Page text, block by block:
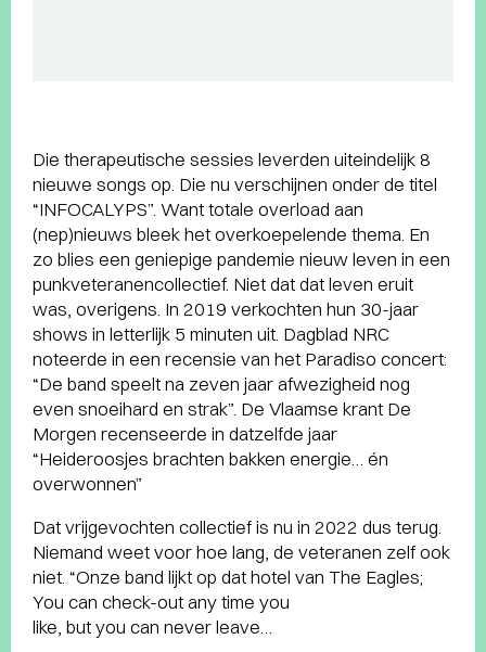
Die therapeutische sessies leverden uiteindelijk 8
nieuwe songs op. Die nu verschijnen onder de titel
“INFOCALYPS”. Want totale overload aan
(nep)nieuws bleek het overkoepelende thema. En
zo blies een geniepige pandemie nieuw leven in een
punkveteranencollectief. Niet dat dat leven eruit
was, overigens. In 2019 verkochten hun 30-jaar
shows in letterlijk 5 minuten uit. Dagblad NRC
noteerde in een recensie van het Paradiso concert:
“De band speelt na zeven jaar afwezigheid nog
even snoeihard en strak”. De Vlaamse krant De
Morgen recenseerde in datzelfde jaar
“Heideroosjes brachten bakken energie… én
overwonnen”
Dat vrijgevochten collectief is nu in 2022 dus terug.
Niemand weet voor hoe lang, de veteranen zelf ook
niet. “Onze band lijkt op dat hotel van The Eagles;
You can check-out any time you
like, but you can never leave…